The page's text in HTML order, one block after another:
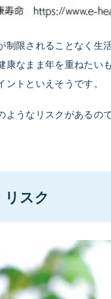
限されることなく
康なまま年を重ねた
トといえそうです。
うなリスクがあるの
スク